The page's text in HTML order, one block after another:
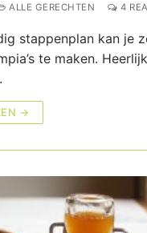
ALLE GERECHTEN 4
stappenplan kan je
te maken.
→